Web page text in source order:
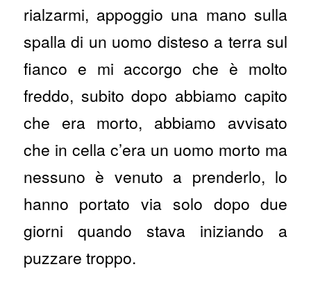
rialzarmi, appoggio una mano sulla
spalla di un uomo disteso a terra sul
fianco e mi accorgo che è molto
freddo, subito dopo abbiamo capito
che era morto, abbiamo avvisato
che in cella c’era un uomo morto ma
nessuno è venuto a prenderlo, lo
hanno portato via solo dopo due
giorni quando stava iniziando a
puzzare troppo.